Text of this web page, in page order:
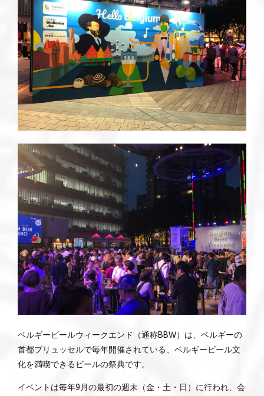
ベルギービールウィークエンド（通称BBW）は、ベルギーの
首都ブリュッセルで毎年開催されている、ベルギービール文
化を満喫できるビールの祭典です。
イベントは毎年9月の最初の週末（金・土・日）に行われ、会